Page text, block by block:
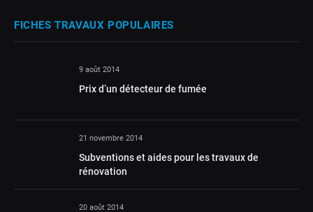
FICHES TRAVAUX POPULAIRES
9 août 2014
Prix d’un détecteur de fumée
21 novembre 2014
Subventions et aides pour les travaux de
rénovation
20 août 2014